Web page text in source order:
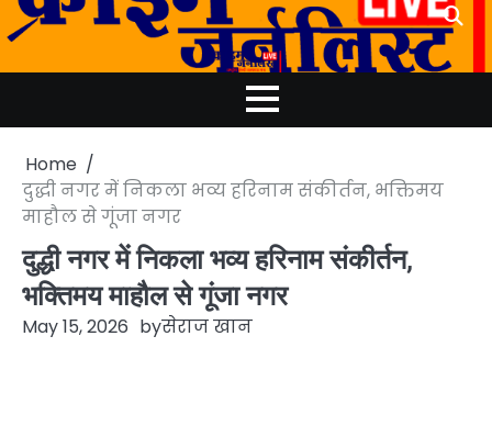
Skip
to
Home
दुद्धी नगर में निकला भव्य हरिनाम संकीर्तन, भक्तिमय
माहौल से गूंजा नगर
दुद्धी नगर में निकला भव्य हरिनाम संकीर्तन,
भक्तिमय माहौल से गूंजा नगर
May 15, 2026 byसेराज खान